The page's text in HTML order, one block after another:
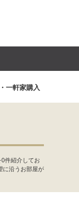
一軒家購入
件紹介してお
に沿うお部屋が